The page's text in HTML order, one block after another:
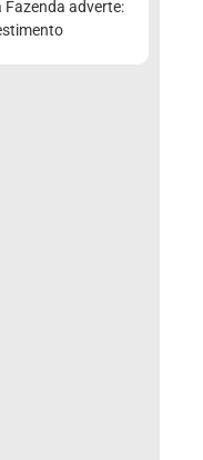
adverte: